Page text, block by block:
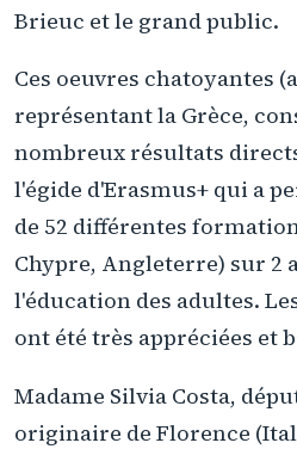
Brieuc et le grand public.
Ces oeuvres chatoyantes
représentant la Grèce,
nombreux résultats
l'égide d'Erasmus+ qui a
de 52 différentes
Chypre, Angleterre) sur 2
l'éducation des adultes.
ont été très appréciées et
Madame Silvia Costa,
originaire de Florence